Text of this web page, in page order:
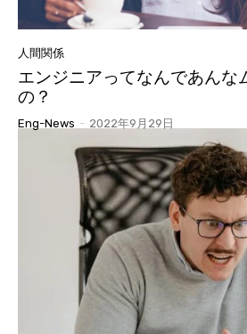
人間関係
エンジニアってなんであんな
の？
Eng-News - 2022年9月29日